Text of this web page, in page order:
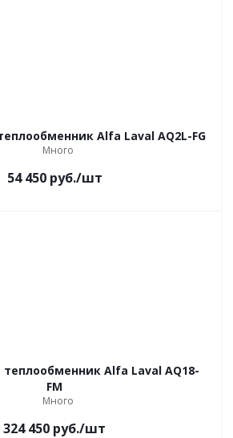
Alfa Laval AQ2L-FG
Много
54 450руб./шт
Alfa Laval AQ18-
FM
Много
324 450 руб./шт